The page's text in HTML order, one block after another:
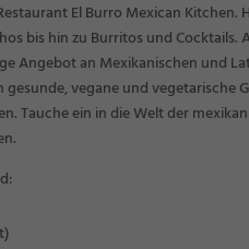
El Burro Mexican Kitchen.
bis hin zu Burritos und Cocktails.
Angebot an Mexikanischen und
vegane und vegetarische
Tauche ein in die Welt der